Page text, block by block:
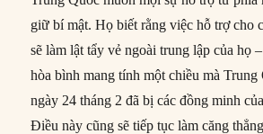
giữ bí mật. Họ biết rằng việc hỗ trợ cho
sẽ làm lật tẩy vẻ ngoài trung lập của họ
hòa bình mang tính một chiều mà
ngày 24 tháng 2 đã bị các đồng minh
Điều này cũng sẽ tiếp tục làm căng